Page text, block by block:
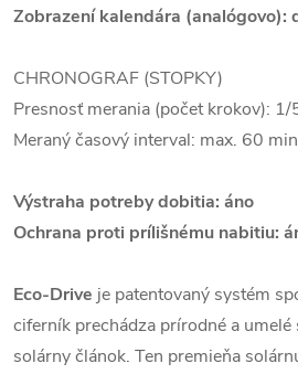
Zobrazení kalendára (analógovo):
CHRONOGRAF (STOPKY)
Presnosť merania (počet krokov): 1/
Meraný časový interval: max. 60
Výstraha potreby dobitia: áno
Ochrana proti prílišnému nabitiu:
Eco-Drive je patentovaný systém
ciferník prechádza prírodné a umelé
solárny článok. Ten premieňa